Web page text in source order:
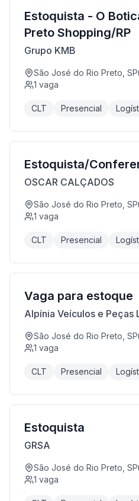
Estoquista - O
Preto Shopping/RP
Grupo KMB
São José do Rio Preto, SP
1 vaga
CLT Presencial
Estoquista/
OSCAR CALÇADOS
São José do Rio Preto, SP
1 vaga
CLT Presencial
Vaga para estoque
Alpínia Veículos e Peças
São José do Rio Preto, SP
1 vaga
CLT Presencial
Estoquista
GRSA
São José do Rio Preto, SP
1 vaga